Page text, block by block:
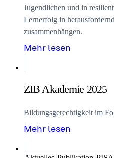
Jugendlichen und in
Lernerfolg in
zusammenhängen.
Mehr lesen
ZIB Akademie 2025
Bildungsgerechtigkeit im
Mehr lesen